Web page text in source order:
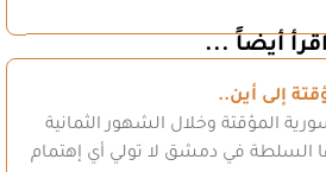
اقرأ أيضاً ...
إلى أين..
المؤقتة وخلال الشهور الثمانية
السلطة في دمشق لا تولي أي إهتمام